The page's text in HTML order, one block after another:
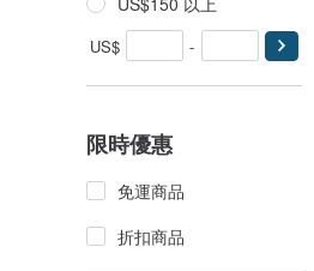
US$ -
限時優惠
免運商品
折扣商品